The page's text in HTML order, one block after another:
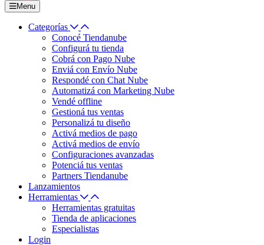
Menu
Categorías
Conocé Tiendanube
Configurá tu tienda
Cobrá con Pago Nube
Enviá con Envío Nube
Respondé con Chat Nube
Automatizá con Marketing Nube
Vendé offline
Gestioná tus ventas
Personalizá tu diseño
Activá medios de pago
Activá medios de envío
Configuraciones avanzadas
Potenciá tus ventas
Partners Tiendanube
Lanzamientos
Herramientas
Herramientas gratuitas
Tienda de aplicaciones
Especialistas
Login